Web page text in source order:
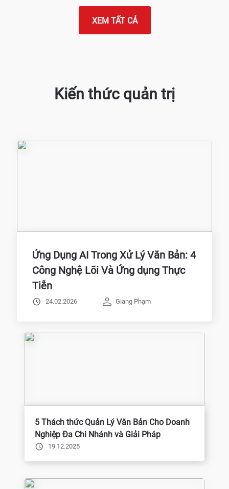
XEM TẤT CẢ
Kiến thức quản trị
Ứng Dụng AI Trong Xử Lý Văn Bản: 4
Công Nghệ Lõi Và Ứng dụng Thực
Tiễn
24.02.2026 Giang Phạm
5 Thách thức Quản Lý Văn Bản Cho Doanh
Nghiệp Đa Chi Nhánh và Giải Pháp
19.12.2025